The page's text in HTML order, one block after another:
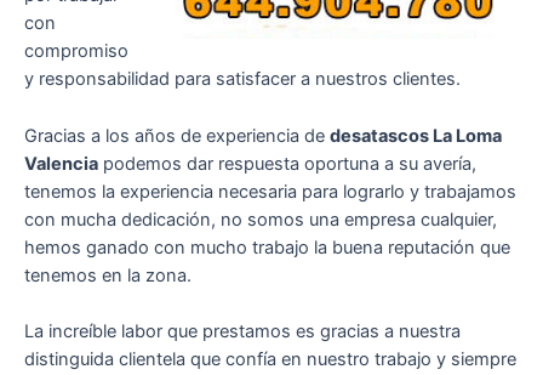
con
compromiso
y responsabilidad para satisfacer a nuestros clientes.
Gracias a los años de experiencia de desatascos La Loma
Valencia podemos dar respuesta oportuna a su avería,
tenemos la experiencia necesaria para lograrlo y trabajamos
con mucha dedicación, no somos una empresa cualquier,
hemos ganado con mucho trabajo la buena reputación que
tenemos en la zona.
La increíble labor que prestamos es gracias a nuestra
distinguida clientela que confía en nuestro trabajo y siempre